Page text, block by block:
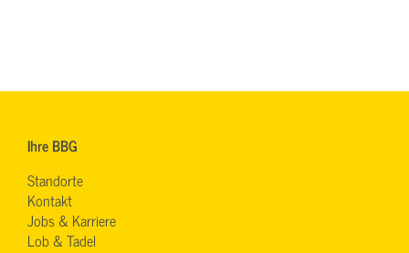
Ihre BBG
Standorte
Kontakt
Jobs & Karriere
Lob & Tadel